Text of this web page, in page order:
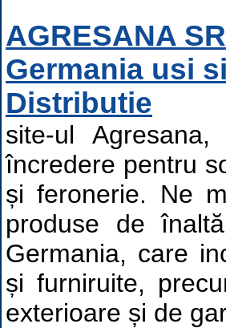
AGRESANA
Germania usi
Distributie
site-ul
încredere pentru
și feronerie. Ne
produse de
Germania, care
și furniruite,
exterioare și de